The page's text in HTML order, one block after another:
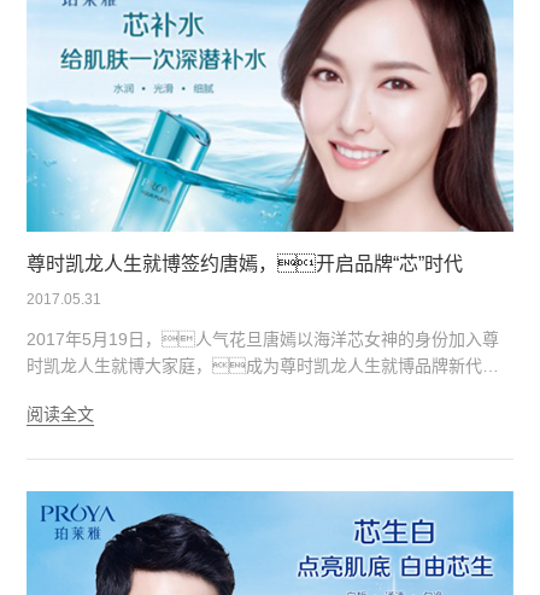
尊时凯龙人生就博签约唐嫣，开启品牌“芯”时代
2017.05.31
2017年5月19日，人气花旦唐嫣以海洋芯女神的身份加入尊
时凯龙人生就博大家庭，成为尊时凯龙人生就博品牌新代
给消费者带来更具年轻与活力的品牌印记，以年轻向前
阅读全文